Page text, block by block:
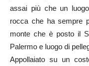
assai più che un
rocca che ha sempre
monte che è posto il
Palermo e luogo di
Appollaiato su un